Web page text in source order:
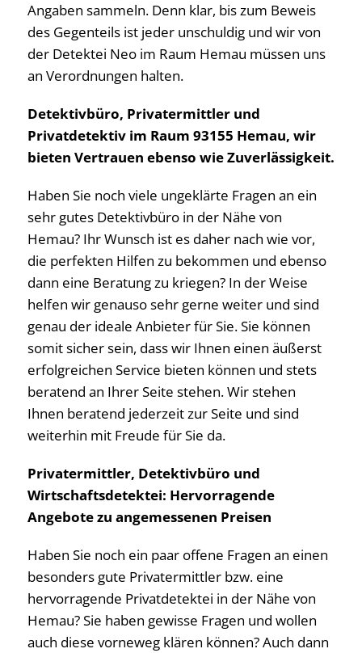
Angaben sammeln. Denn klar, bis zum Beweis
des Gegenteils ist jeder unschuldig und wir von
der Detektei Neo im Raum Hemau müssen uns
an Verordnungen halten.
Detektivbüro, Privatermittler und
Privatdetektiv im Raum 93155 Hemau, wir
bieten Vertrauen ebenso wie Zuverlässigkeit.
Haben Sie noch viele ungeklärte Fragen an ein
sehr gutes Detektivbüro in der Nähe von
Hemau? Ihr Wunsch ist es daher nach wie vor,
die perfekten Hilfen zu bekommen und ebenso
dann eine Beratung zu kriegen? In der Weise
helfen wir genauso sehr gerne weiter und sind
genau der ideale Anbieter für Sie. Sie können
somit sicher sein, dass wir Ihnen einen äußerst
erfolgreichen Service bieten können und stets
beratend an Ihrer Seite stehen. Wir stehen
Ihnen beratend jederzeit zur Seite und sind
weiterhin mit Freude für Sie da.
Privatermittler, Detektivbüro und
Wirtschaftsdetektei: Hervorragende
Angebote zu angemessenen Preisen
Haben Sie noch ein paar offene Fragen an einen
besonders gute Privatermittler bzw. eine
hervorragende Privatdetektei in der Nähe von
Hemau? Sie haben gewisse Fragen und wollen
auch diese vorneweg klären können? Auch dann